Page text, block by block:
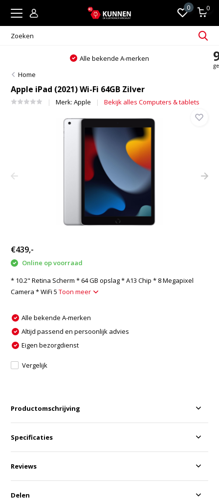
0 0
Alle bekende A-merken
Home
Apple iPad (2021) Wi-Fi 64GB Zilver
Merk:Apple Bekijk alles Computers & tablets
€439,-
Online op voorraad
* 10.2" Retina Scherm * 64 GB opslag * A13 Chip * 8 Megapixel
Camera * WiFi 5Toon meer
Alle bekende A-merken
Altijd passend en persoonlijk advies
Eigen bezorgdienst
Vergelijk
Productomschrijving
Specificaties
Reviews
Delen